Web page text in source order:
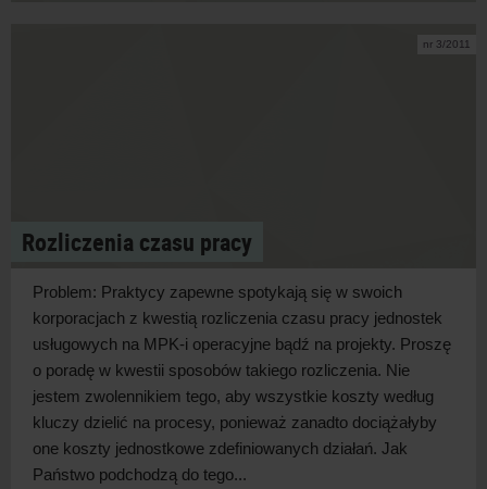
nr 3/2011
Rozliczenia czasu pracy
Problem: Praktycy zapewne spotykają się w swoich
korporacjach z kwestią rozliczenia czasu pracy jednostek
usługowych na MPK-i operacyjne bądź na projekty. Proszę
o poradę w kwestii sposobów takiego rozliczenia. Nie
jestem zwolennikiem tego, aby wszystkie koszty według
kluczy dzielić na procesy, ponieważ zanadto dociążałyby
one koszty jednostkowe zdefiniowanych działań. Jak
Państwo podchodzą do tego...